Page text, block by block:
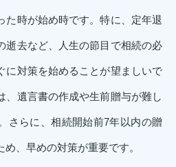
た時が始め時です。特に、定年退
逝去など、人生の節目で相続の必
に対策を始めることが望ましいで
、遺言書の作成や生前贈与が難し
さらに、相続開始前7年以内の贈
、早めの対策が重要です。